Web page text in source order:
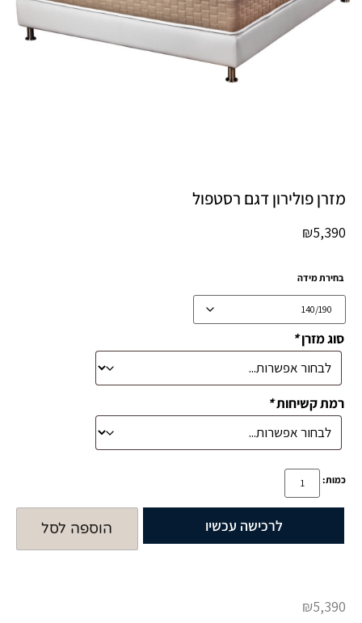
מזרן פולירון דגם רסטפול
₪5,390
בחירת מידה
סוג מזרן*
רמת קשיחות*
כמות:
הוספה לסל לרכישה עכשיו
₪5,390